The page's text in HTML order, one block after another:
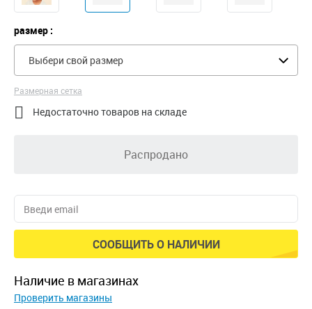
размер :
Выбери свой размер
Размерная сетка
 Недостаточно товаров на складе
Распродано
СООБЩИТЬ О НАЛИЧИИ
наличие в магазинах
Проверить магазины